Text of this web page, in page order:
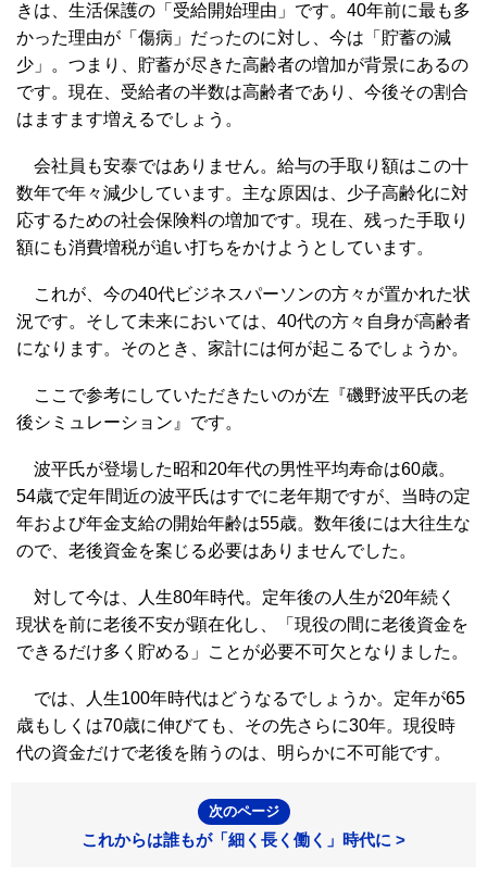
きは、生活保護の「受給開始理由」です。40年前に最も多
かった理由が「傷病」だったのに対し、今は「貯蓄の減
少」。つまり、貯蓄が尽きた高齢者の増加が背景にあるの
です。現在、受給者の半数は高齢者であり、今後その割合
はますます増えるでしょう。
会社員も安泰ではありません。給与の手取り額はこの十
数年で年々減少しています。主な原因は、少子高齢化に対
応するための社会保険料の増加です。現在、残った手取り
額にも消費増税が追い打ちをかけようとしています。
これが、今の40代ビジネスパーソンの方々が置かれた状
況です。そして未来においては、40代の方々自身が高齢者
になります。そのとき、家計には何が起こるでしょうか。
ここで参考にしていただきたいのが左『磯野波平氏の老
後シミュレーション』です。
波平氏が登場した昭和20年代の男性平均寿命は60歳。
54歳で定年間近の波平氏はすでに老年期ですが、当時の定
年および年金支給の開始年齢は55歳。数年後には大往生な
ので、老後資金を案じる必要はありませんでした。
対して今は、人生80年時代。定年後の人生が20年続く
現状を前に老後不安が顕在化し、「現役の間に老後資金を
できるだけ多く貯める」ことが必要不可欠となりました。
では、人生100年時代はどうなるでしょうか。定年が65
歳もしくは70歳に伸びても、その先さらに30年。現役時
代の資金だけで老後を賄うのは、明らかに不可能です。
次のページ
これからは誰もが「細く長く働く」時代に >